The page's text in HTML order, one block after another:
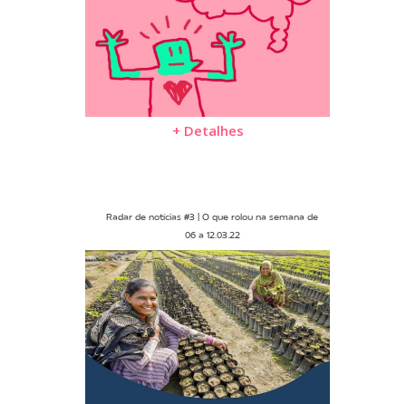
+ Detalhes
Radar de notícias #3 | O que rolou na semana de
06 a 12.03.22